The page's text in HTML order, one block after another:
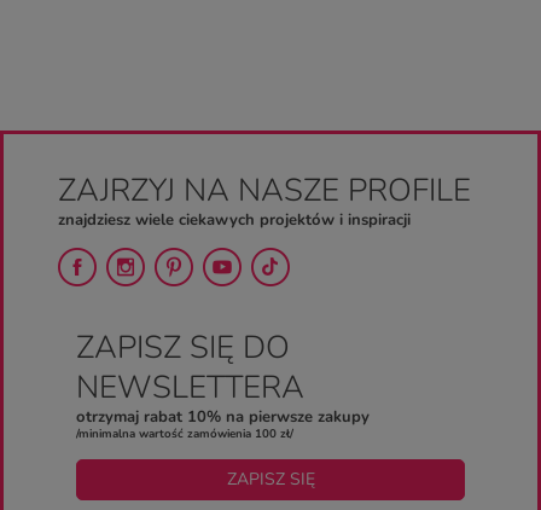
ZAJRZYJ NA NASZE PROFILE
znajdziesz wiele ciekawych projektów i inspiracji
ZAPISZ SIĘ DO
NEWSLETTERA
otrzymaj rabat 10% na pierwsze zakupy
/minimalna wartość zamówienia 100 zł/
ZAPISZ SIĘ